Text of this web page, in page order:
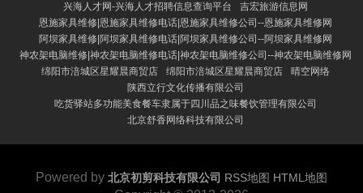
兴海人才网-兴海人才招聘信息查询平台
吉宏旅游信息网
恩施家具维修|恩施家具维修电话|恩施家具维修公司--恩施家具维修网
阿坝家具维修|阿坝家具维修电话|阿坝家具维修公司--阿坝家具维修网
神农架电脑维修|神农架电脑维修电话|神农架电脑维修公司--神农架电脑维修网
绵阳市涪城区星耀晨商贸店
绵阳市涪城区星耀晨商贸店
晴空网络
陕西立行文化传播有限公司
吃货驿站多功能美食餐车隶属于四川品之味餐饮管理有限公司
北京舒香网络科技有限公司
Powered by 北京初剪科技有限公司 RSS地图 HTML地图